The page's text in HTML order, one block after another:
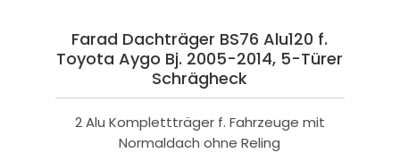
Farad Dachträger BS76 Alu120 f.
Toyota Aygo Bj. 2005-2014, 5-Türer
Schrägheck
2 Alu Komplettträger f. Fahrzeuge mit
Normaldach ohne Reling